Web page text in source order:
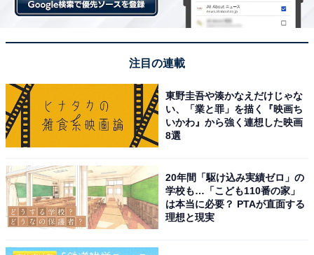
注目の連載
東野圭吾や湊かなえだけじゃな
い、「業と罪」を描く『映画ち
いかわ』から強く連想した映画
8選
20年間「駆け込み実績ゼロ」の
学校も…「こども110番の家」
は本当に必要？ PTAが直面する
理想と現実